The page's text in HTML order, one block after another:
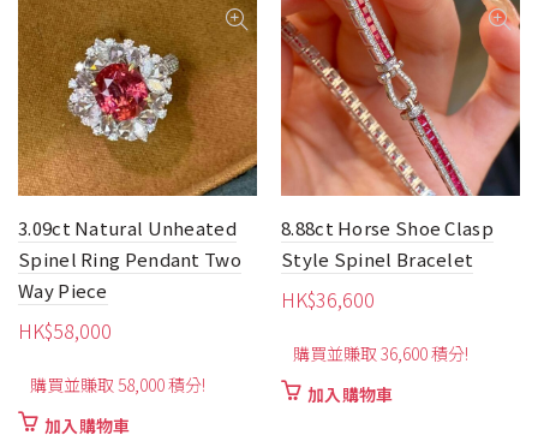
8.88ct Horse Shoe Clasp
Style Spinel Bracelet
HK$36,600
加入購物車
1.66ct Fashion Spinel Ring
HK$9,260
加入購物車